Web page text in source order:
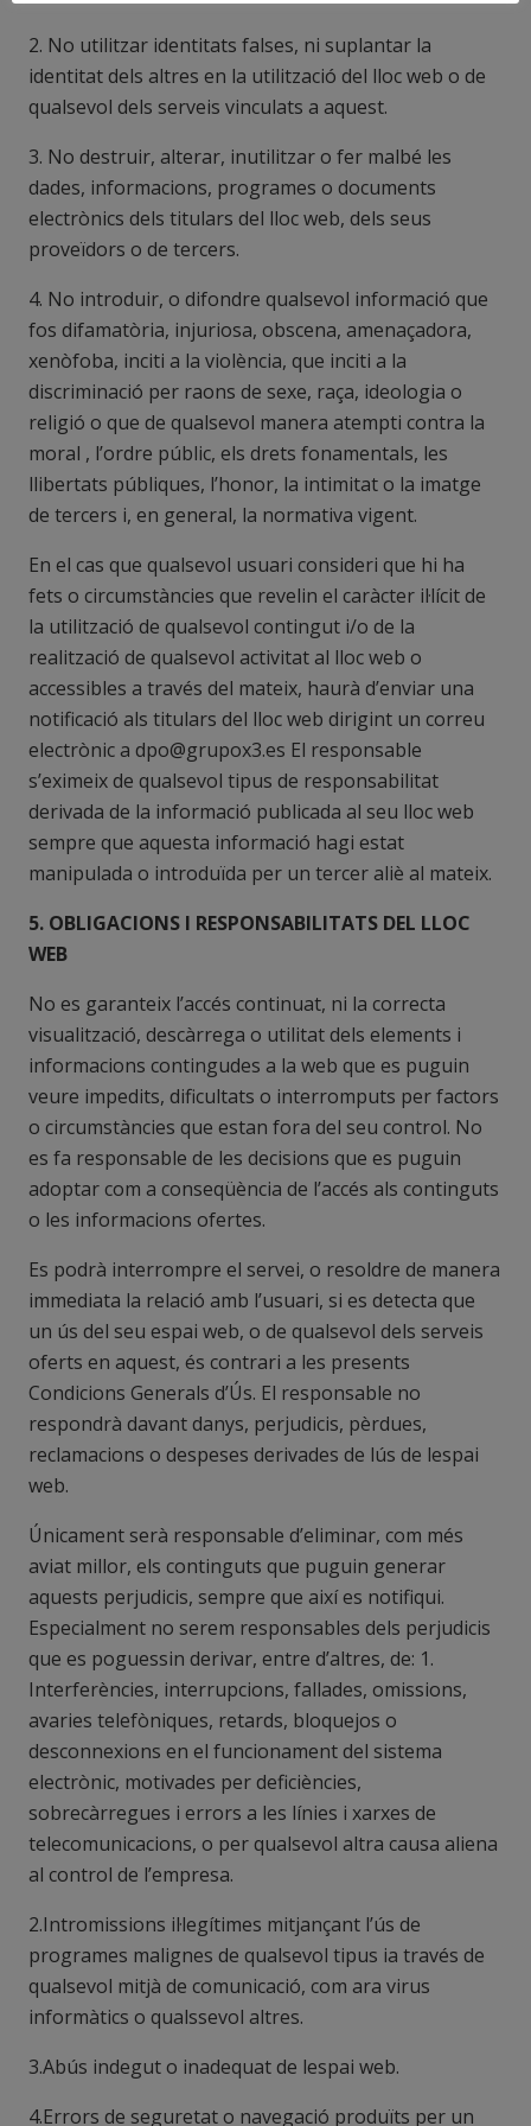
2. No utilitzar identitats falses, ni suplantar la
identitat dels altres en la utilització del lloc web o de
qualsevol dels serveis vinculats a aquest.
3. No destruir, alterar, inutilitzar o fer malbé les
dades, informacions, programes o documents
electrònics dels titulars del lloc web, dels seus
proveïdors o de tercers.
4. No introduir, o difondre qualsevol informació que
fos difamatòria, injuriosa, obscena, amenaçadora,
xenòfoba, inciti a la violència, que inciti a la
discriminació per raons de sexe, raça, ideologia o
religió o que de qualsevol manera atempti contra la
moral , l’ordre públic, els drets fonamentals, les
llibertats públiques, l’honor, la intimitat o la imatge
de tercers i, en general, la normativa vigent.
En el cas que qualsevol usuari consideri que hi ha
fets o circumstàncies que revelin el caràcter il·lícit de
la utilització de qualsevol contingut i/o de la
realització de qualsevol activitat al lloc web o
accessibles a través del mateix, haurà d’enviar una
notificació als titulars del lloc web dirigint un correu
electrònic a dpo@grupox3.es El responsable
s’eximeix de qualsevol tipus de responsabilitat
derivada de la informació publicada al seu lloc web
sempre que aquesta informació hagi estat
manipulada o introduïda per un tercer aliè al mateix.
5. OBLIGACIONS I RESPONSABILITATS DEL LLOC
WEB
No es garanteix l’accés continuat, ni la correcta
visualització, descàrrega o utilitat dels elements i
informacions contingudes a la web que es puguin
veure impedits, dificultats o interromputs per factors
o circumstàncies que estan fora del seu control. No
es fa responsable de les decisions que es puguin
adoptar com a conseqüència de l’accés als continguts
o les informacions ofertes.
Es podrà interrompre el servei, o resoldre de manera
immediata la relació amb l’usuari, si es detecta que
un ús del seu espai web, o de qualsevol dels serveis
oferts en aquest, és contrari a les presents
Condicions Generals d’Ús. El responsable no
respondrà davant danys, perjudicis, pèrdues,
reclamacions o despeses derivades de lús de lespai
web.
Únicament serà responsable d’eliminar, com més
aviat millor, els continguts que puguin generar
aquests perjudicis, sempre que així es notifiqui.
Especialment no serem responsables dels perjudicis
que es poguessin derivar, entre d’altres, de: 1.
Interferències, interrupcions, fallades, omissions,
avaries telefòniques, retards, bloquejos o
desconnexions en el funcionament del sistema
electrònic, motivades per deficiències,
sobrecàrregues i errors a les línies i xarxes de
telecomunicacions, o per qualsevol altra causa aliena
al control de l’empresa.
2.Intromissions il·legítimes mitjançant l’ús de
programes malignes de qualsevol tipus ia través de
qualsevol mitjà de comunicació, com ara virus
informàtics o qualssevol altres.
3.Abús indegut o inadequat de lespai web.
4.Errors de seguretat o navegació produïts per un